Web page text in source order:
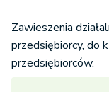
Zawieszenia
przedsiębiorcy, do
przedsiębiorców.